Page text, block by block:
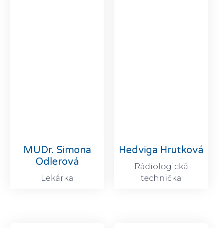
MUDr. Simona
Odlerová
Lekárka
Hedviga Hrutková
Rádiologická
technička